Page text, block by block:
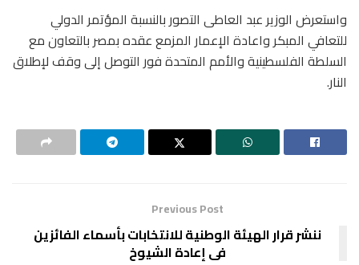
واستعرض الوزير عبد العاطى التصور بالنسبة المؤتمر الدولي
للتعافي المبكر واعادة الإعمار المزمع عقده بمصر بالتعاون مع
السلطة الفلسطينية والأمم المتحدة فور التوصل إلى وقف لإطلاق
النار.
Previous Post
ننشر قرار الهيئة الوطنية للانتخابات بأسماء الفائزين
فى إعادة الشيوخ